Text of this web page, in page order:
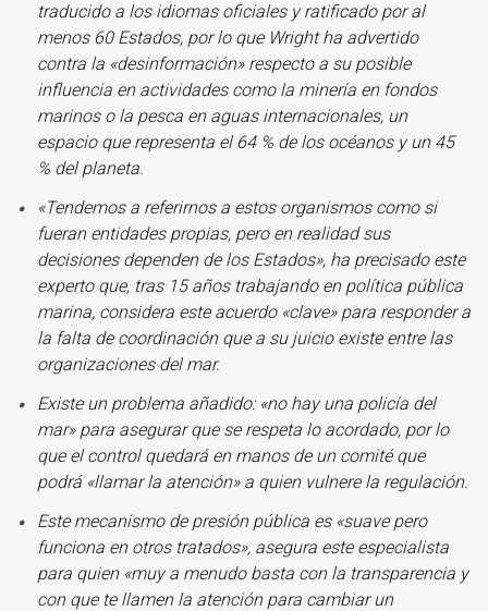
traducido a los idiomas oficiales y ratificado por al
menos 60 Estados, por lo que Wright ha advertido
contra la «desinformación» respecto a su posible
influencia en actividades como la minería en fondos
marinos o la pesca en aguas internacionales, un
espacio que representa el 64 % de los océanos y un 45
% del planeta.
«Tendemos a referirnos a estos organismos como si
fueran entidades propias, pero en realidad sus
decisiones dependen de los Estados», ha precisado este
experto que, tras 15 años trabajando en política pública
marina, considera este acuerdo «clave» para responder a
la falta de coordinación que a su juicio existe entre las
organizaciones del mar.
Existe un problema añadido: «no hay una policía del
mar» para asegurar que se respeta lo acordado, por lo
que el control quedará en manos de un comité que
podrá «llamar la atención» a quien vulnere la regulación.
Este mecanismo de presión pública es «suave pero
funciona en otros tratados», asegura este especialista
para quien «muy a menudo basta con la transparencia y
con que te llamen la atención para cambiar un